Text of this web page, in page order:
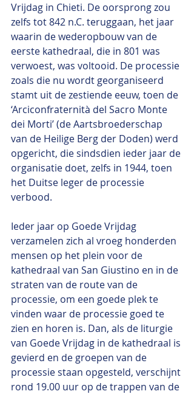
Vrijdag in Chieti. De oorsprong zou
zelfs tot 842 n.C. teruggaan, het jaar
waarin de wederopbouw van de
eerste kathedraal, die in 801 was
verwoest, was voltooid. De processie
zoals die nu wordt georganiseerd
stamt uit de zestiende eeuw, toen de
‘Arciconfraternità del Sacro Monte
dei Morti’ (de Aartsbroederschap
van de Heilige Berg der Doden) werd
opgericht, die sindsdien ieder jaar de
organisatie doet, zelfs in 1944, toen
het Duitse leger de processie
verbood.
Ieder jaar op Goede Vrijdag
verzamelen zich al vroeg honderden
mensen op het plein voor de
kathedraal van San Giustino en in de
straten van de route van de
processie, om een goede plek te
vinden waar de processie goed te
zien en horen is. Dan, als de liturgie
van Goede Vrijdag in de kathedraal is
gevierd en de groepen van de
processie staan opgesteld, verschijnt
rond 19.00 uur op de trappen van de